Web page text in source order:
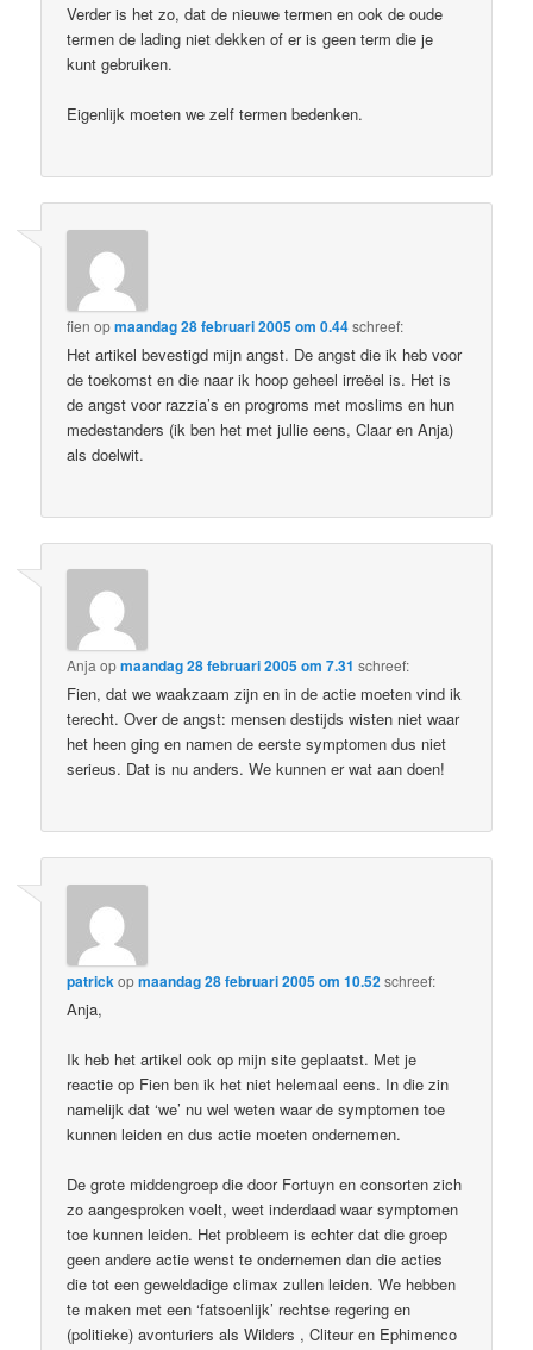
Verder is het zo, dat de nieuwe termen en ook de oude
termen de lading niet dekken of er is geen term die je
kunt gebruiken.
Eigenlijk moeten we zelf termen bedenken.
fien opmaandag 28 februari 2005 om 0.44schreef:
Het artikel bevestigd mijn angst. De angst die ik heb voor
de toekomst en die naar ik hoop geheel irreëel is. Het is
de angst voor razzia’s en progroms met moslims en hun
medestanders (ik ben het met jullie eens, Claar en Anja)
als doelwit.
Anja opmaandag 28 februari 2005 om 7.31 schreef:
Fien, dat we waakzaam zijn en in de actie moeten vind ik
terecht. Over de angst: mensen destijds wisten niet waar
het heen ging en namen de eerste symptomen dus niet
serieus. Dat is nu anders. We kunnen er wat aan doen!
patrick opmaandag 28 februari 2005 om 10.52schreef:
Anja,
Ik heb het artikel ook op mijn site geplaatst. Met je
reactie op Fien ben ik het niet helemaal eens. In die zin
namelijk dat ‘we’ nu wel weten waar de symptomen toe
kunnen leiden en dus actie moeten ondernemen.
De grote middengroep die door Fortuyn en consorten zich
zo aangesproken voelt, weet inderdaad waar symptomen
toe kunnen leiden. Het probleem is echter dat die groep
geen andere actie wenst te ondernemen dan die acties
die tot een geweldadige climax zullen leiden. We hebben
te maken met een ‘fatsoenlijk’ rechtse regering en
(politieke) avonturiers als Wilders , Cliteur en Ephimenco